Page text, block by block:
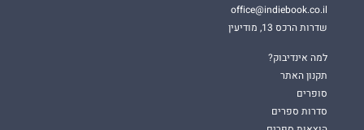
office@indiebook.co.il
שדרות הרכס 13, מודיעין
למה אינדיבוק?
תקנון האתר
סופרים
סדרות ספרים